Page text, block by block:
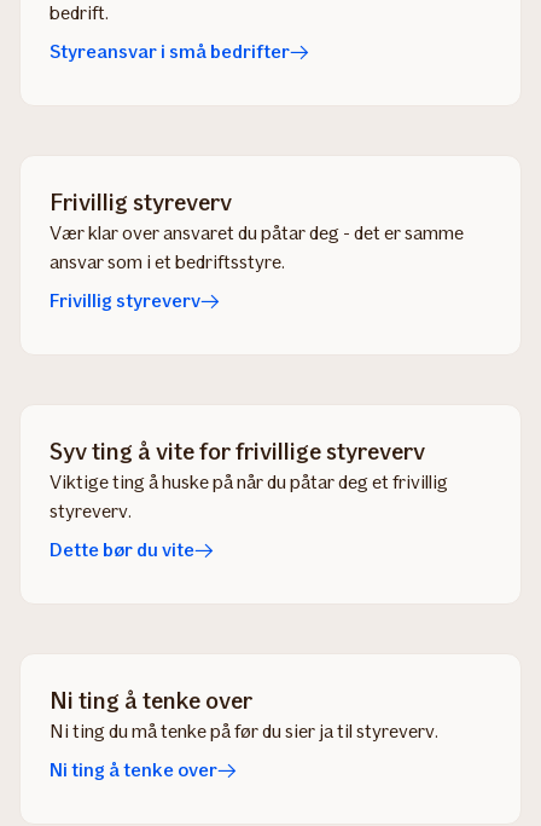
bedrift.
Styreansvar i små bedrifter
Frivillig styreverv
Vær klar over ansvaret du påtar deg - det er samme
ansvar som i et bedriftsstyre.
Frivillig styreverv
Syv ting å vite for frivillige styreverv
Viktige ting å huske på når du påtar deg et frivillig
styreverv.
Dette bør du vite
Ni ting å tenke over
Ni ting du må tenke på før du sier ja til styreverv.
Ni ting å tenke over